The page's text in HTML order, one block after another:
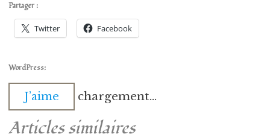
Partager :
Twitter Facebook
WordPress:
J’aime chargement…
Articles similaires